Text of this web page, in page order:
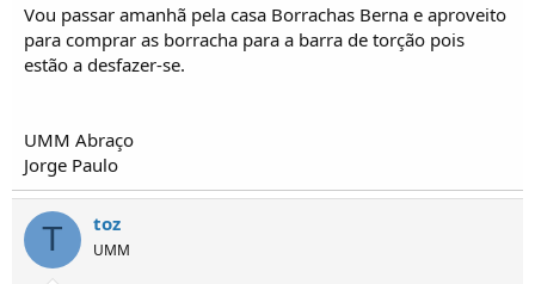
Vou passar amanhã pela casa Borrachas Berna e aproveito
para comprar as borracha para a barra de torção pois
estão a desfazer-se.
UMM Abraço
Jorge Paulo
T toz
UMM